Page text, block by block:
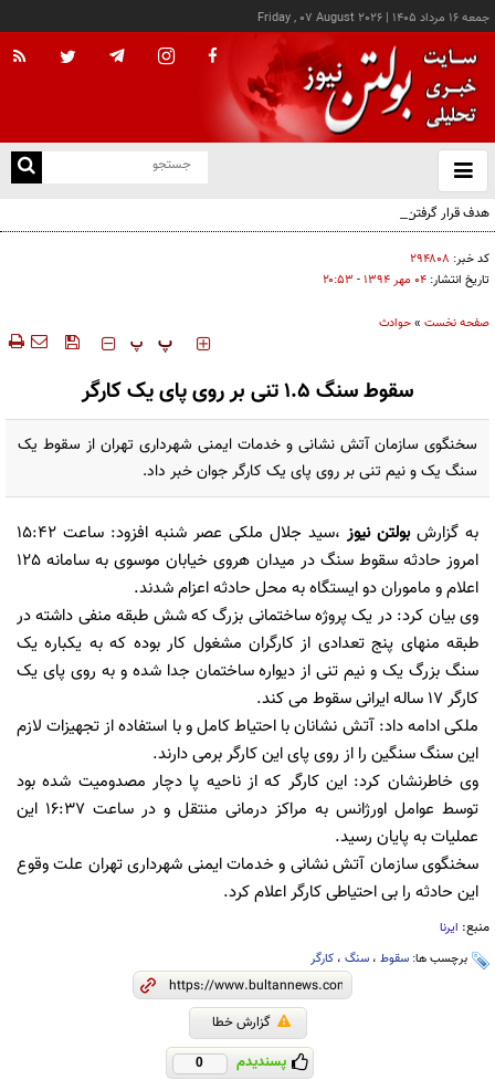
جمعه ۱۶ مرداد ۱۴۰۵ |
Friday , 07 August 2026
باز
و
هدف قرار گرفتن اتاق‌ فرماندهی مزدوران عربستان در یمن
کد خبر: ۲۹۴۸۰۸
تاریخ انتشار: ۰۴ مهر ۱۳۹۴ - ۲۰:۵۳
صفحه نخست »حوادث
‍‍‍ پ پ
سقوط سنگ 1.5 تنی بر روی پای یک کارگر
سخنگوی سازمان آتش نشانی و خدمات ایمنی شهرداری تهران از سقوط یک
سنگ یک و نیم تنی بر روی پای یک کارگر جوان خبر داد.
به گزارشبولتن نیوز
،سید جلال ملکی عصر شنبه افزود: ساعت 15:42
امروز حادثه سقوط سنگ در میدان هروی خیابان موسوی به سامانه 125
اعلام و ماموران دو ایستگاه به محل حادثه اعزام شدند.
وی بیان کرد: در یک پروژه ساختمانی بزرگ که شش طبقه منفی داشته در
طبقه منهای پنج تعدادی از کارگران مشغول کار بوده که به یکباره یک
سنگ بزرگ یک و نیم تنی از دیواره ساختمان جدا شده و به روی پای یک
کارگر 17 ساله ایرانی سقوط می کند.
ملکی ادامه داد: آتش نشانان با احتیاط کامل و با استفاده از تجهیزات لازم
این سنگ سنگین را از روی پای این کارگر برمی دارند.
وی خاطرنشان کرد: این کارگر که از ناحیه پا دچار مصدومیت شده بود
توسط عوامل اورژانس به مراکز درمانی منتقل و در ساعت 16:37 این
عملیات به پایان رسید.
سخنگوی سازمان آتش نشانی و خدمات ایمنی شهرداری تهران علت وقوع
این حادثه را بی احتیاطی کارگر اعلام کرد.
منبع: ایرنا
برچسب ها: سقوط ، سنگ ، کارگر
گزارش خطا
پسندیدم 0